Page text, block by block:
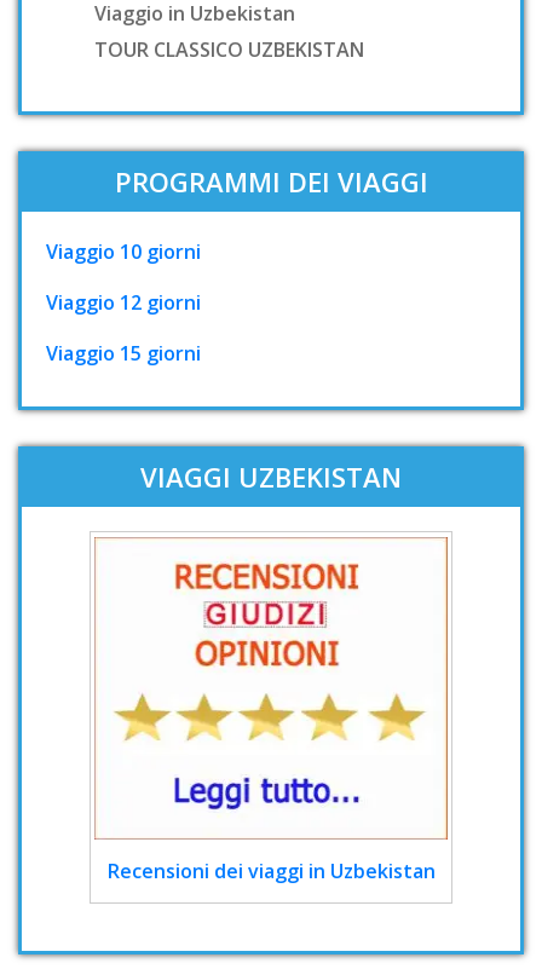
Viaggio in Uzbekistan
TOUR CLASSICO UZBEKISTAN
PROGRAMMI DEI VIAGGI
Viaggio 10 giorni
Viaggio 12 giorni
Viaggio 15 giorni
VIAGGI UZBEKISTAN
Recensioni dei viaggi in Uzbekistan